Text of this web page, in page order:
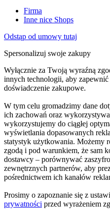
Firma
Inne nice Shops
Odstąp od umowy tutaj
Spersonalizuj swoje zakupy
Wyłącznie za Twoją wyraźną
innych technologii, aby
doświadczenie zakupowe.
W tym celu gromadzimy dane
ich zachowań oraz
wykorzystujemy do ciągłej
wyświetlania dopasowanych
statystyk użytkowania. Możemy
zgodą i pod warunkiem, że sam
dostawcy – porównywać
zewnętrznych partnerów, aby
pośrednictwem ich kanałów
Prosimy o zapoznanie się z
prywatności przed wyrażeniem